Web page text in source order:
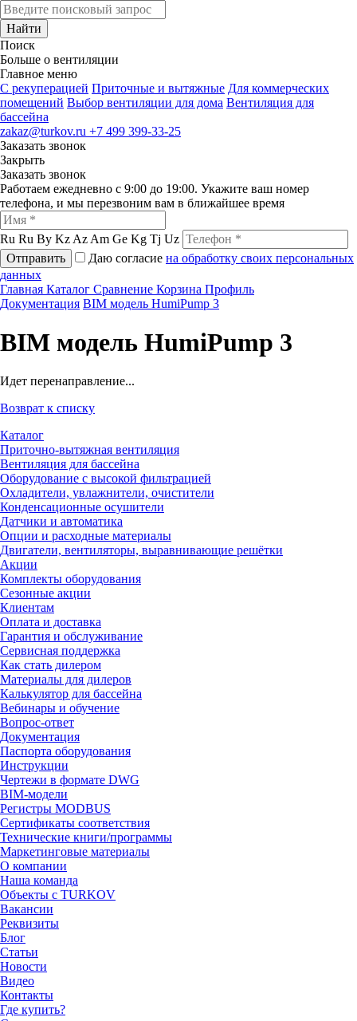
Найти
Поиск
Больше о вентиляции
Главное меню
C рекуперацией Приточные и вытяжные Для коммерческих
помещений Выбор вентиляции для дома Вентиляция для
бассейна
zakaz@turkov.ru +7 499 399-33-25
Заказать звонок
Закрыть
Заказать звонок
Работаем ежедневно с 9:00 до 19:00. Укажите ваш номер
телефона, и мы перезвоним вам в ближайшее время
Ru Ru By Kz Az Am Ge Kg Tj Uz
Отправить
Даю согласие на обработку своих персональных
данных
Главная Каталог Сравнение Корзина Профиль
Документация BIM модель HumiPump 3
BIM модель HumiPump 3
Идет перенаправление...
Возврат к списку
Каталог
Приточно-вытяжная вентиляция
Вентиляция для бассейна
Оборудование с высокой фильтрацией
Охладители, увлажнители, очистители
Конденсационные осушители
Датчики и автоматика
Опции и расходные материалы
Двигатели, вентиляторы, выравнивающие решётки
Акции
Комплекты оборудования
Сезонные акции
Клиентам
Оплата и доставка
Гарантия и обслуживание
Сервисная поддержка
Как стать дилером
Материалы для дилеров
Калькулятор для бассейна
Вебинары и обучение
Вопрос-ответ
Документация
Паспорта оборудования
Инструкции
Чертежи в формате DWG
BIM-модели
Регистры MODBUS
Сертификаты соответствия
Технические книги/программы
Маркетинговые материалы
О компании
Наша команда
Объекты с TURKOV
Вакансии
Реквизиты
Блог
Статьи
Новости
Видео
Контакты
Где купить?